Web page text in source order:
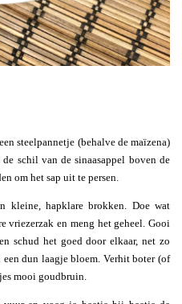
steelpannetje (behalve de maïzena)
schil van de sinaasappel boven de
om het sap uit te persen.
hapklare brokken. Doe wat
vriezerzak en meng het geheel. Gooi
schud het goed door elkaar, net zo
dun laagje bloem. Verhit boter (of
mooi goudbruin.